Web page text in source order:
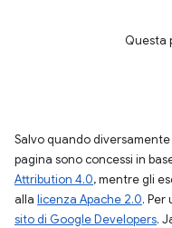
Questa
Salvo quando
pagina sono concessi in
Attribution 4.0, mentre gli
alla licenza Apache 2.0.
sito di Google Developers.